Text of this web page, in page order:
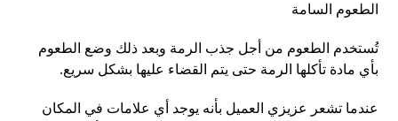
الطعوم السامة
تُستخدم الطعوم من أجل جذب الرمة وبعد ذلك وضع الطعوم
بأي مادة تأكلها الرمة حتى يتم القضاء عليها بشكل سريع.
عندما تشعر عزيزي العميل بأنه يوجد أي علامات في المكان